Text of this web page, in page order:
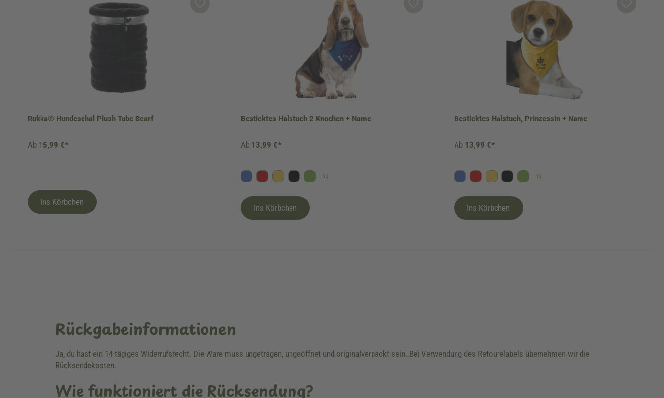
Rukka® Hundeschal Plush Tube Scarf
Ab 15,99 €*
Ins Körbchen
Besticktes Halstuch 2 Knochen + Name
BlauRot GelbSchwarz
Kiwi
+3
Ab 13,99 €*
Ins Körbchen
Besticktes Halstuch, Prinzessin + Name
BlauRot GelbSchwarz
Kiwi
+3
Ab 13,99 €*
Ins Körbchen
Rückgabeinformationen
Ja, du hast ein 14-tägiges Widerrufsrecht. Die Ware muss ungetragen, ungeöffnet und originalverpackt sein. Bei Verwendung des Retourelabels übernehmen wir die
Rücksendekosten.
Wie funktioniert die Rücksendung?